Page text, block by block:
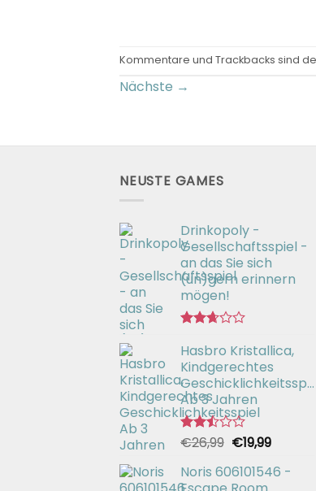
Kommentare und Trackbacks sind
Nächste →
NEUSTE GAMES
Drinkopoly -
Gesellschaftsspiel -
an das Sie sich
(un)gern erinnern
mögen!
mit
2.67
von 5
Hasbro Kristallica,
Kindgerechtes
Geschicklichkeitsspiel
Ab 3 Jahren
Bewertet
2.49
von 5
€26,99 Ursprünglicher
war:
€19,99
ist:
Noris 606101546 -